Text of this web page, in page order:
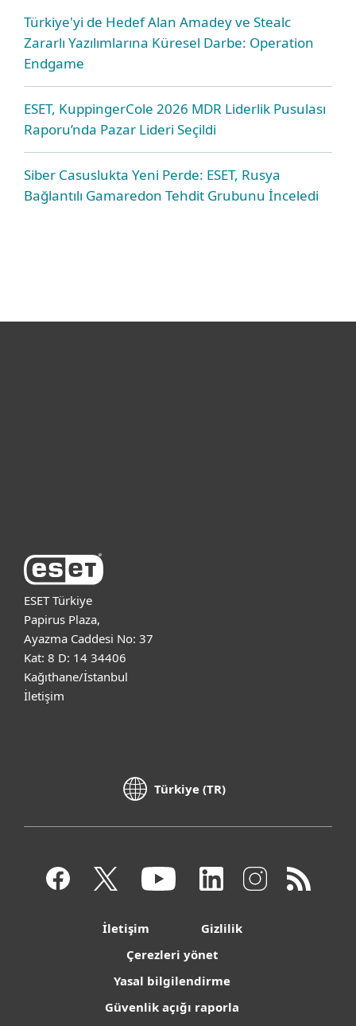
Türkiye'yi de Hedef Alan Amadey ve Stealc
Zararlı Yazılımlarına Küresel Darbe: Operation
Endgame
ESET, KuppingerCole 2026 MDR Liderlik Pusulası
Raporu’nda Pazar Lideri Seçildi
Siber Casuslukta Yeni Perde: ESET, Rusya
Bağlantılı Gamaredon Tehdit Grubunu İnceledi
ESET Türkiye
Papirus Plaza,
Ayazma Caddesi No: 37
Kat: 8 D: 14 34406
Kağıthane/İstanbul
İletişim
Türkiye (TR)
İletişim
Gizlilik
Çerezleri yönet
Yasal bilgilendirme
Güvenlik açığı raporla